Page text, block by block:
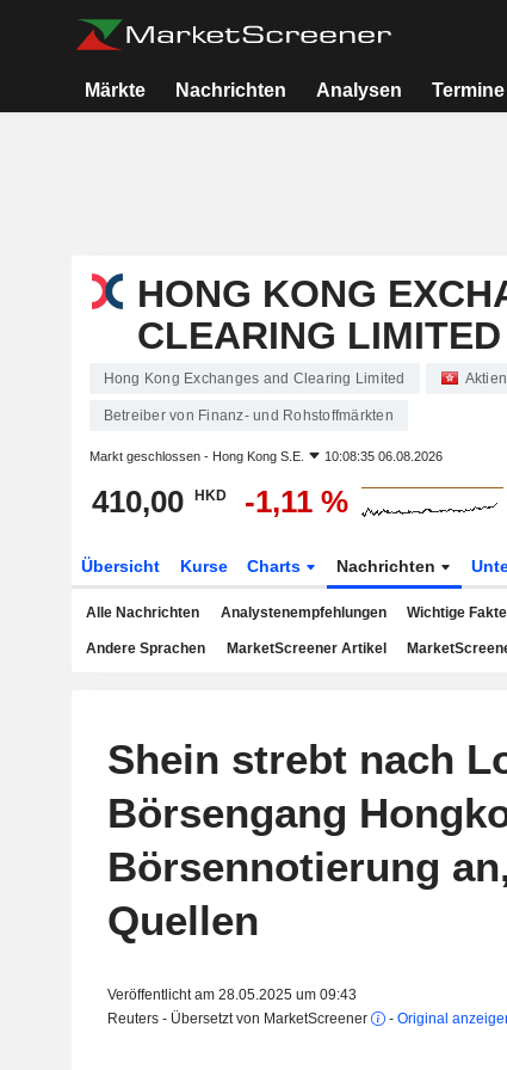
Märkte Nachrichten Analysen Termine
HONG KONG
CLEARING LIMITED
Hong Kong Exchanges and Clearing Limited Aktien
Betreiber von Finanz- und Rohstoffmärkten
Markt geschlossen - Hong Kong S.E. 10:08:35 06.08.2026
410,00 HKD -1,11 %
Übersicht Kurse Charts Nachrichten
Alle Nachrichten Analystenempfehlungen Wichtige
Andere Sprachen MarketScreener Artikel
Shein strebt nach
Börsengang
Börsennotierung
Quellen
Veröffentlicht am 28.05.2025 um 09:43
Reuters - Übersetzt von MarketScreener
- Original